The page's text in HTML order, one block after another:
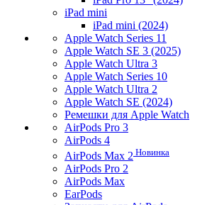
iPad mini
iPad mini (2024)
Apple Watch Series 11
Apple Watch SE 3 (2025)
Apple Watch Ultra 3
Apple Watch Series 10
Apple Watch Ultra 2
Apple Watch SE (2024)
Ремешки для Apple Watch
AirPods Pro 3
AirPods 4
AirPods Max 2 Новинка
AirPods Pro 2
AirPods Max
EarPods